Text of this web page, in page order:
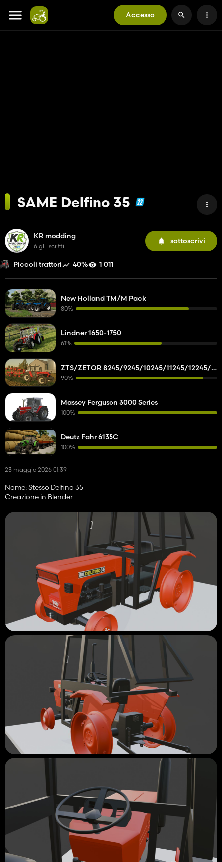
Accesso
SAME Delfino 35
KR modding
6 gli iscritti
sottoscrivi
Piccoli trattori 40% 1 011
23 maggio 2026 01:39
Nome: Stesso Delfino 35
Creazione in Blender
New Holland TM/M Pack
80%
Lindner 1650-1750
61%
ZTS/ZETOR 8245/9245/10245/11245/12245/14245/16245
90%
Massey Ferguson 3000 Series
100%
Deutz Fahr 6135C
100%